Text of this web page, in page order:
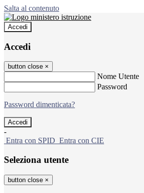
Salta al contenuto
Accedi
Accedi
button close ×
Nome Utente
Password
Password dimenticata?
-
Entra con SPID Entra con CIE
Seleziona utente
button close ×